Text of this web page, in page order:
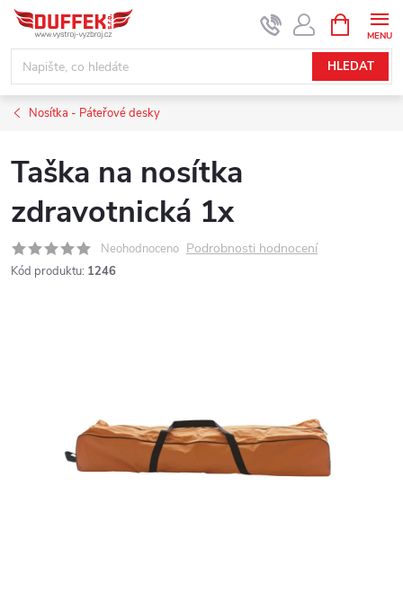
Přejít
obsah
HLEDAT
NÁKUPNÍ
KOŠÍK
Nosítka - Páteřové desky
Taška na nosítka
zdravotnická 1x
Neohodnoceno Podrobnosti hodnocení
Kód produktu: 1246